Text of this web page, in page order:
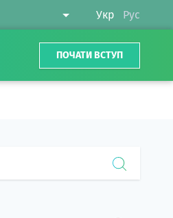
Укр Рус
ПОЧАТИ ВСТУП